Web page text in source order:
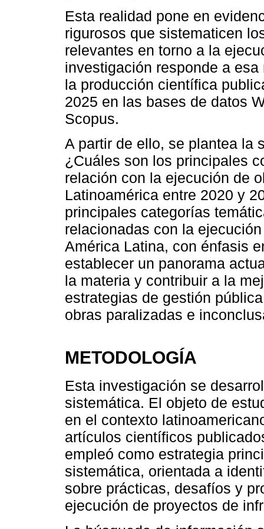
Esta realidad pone en
rigurosos que sistematicen
relevantes en torno a la
investigación responde a
la producción científica
2025 en las bases de datos
Scopus.
A partir de ello, se plantea la
¿Cuáles son los principales
relación con la ejecución de
Latinoamérica entre 2020 y
principales categorías
relacionadas con la
América Latina, con énfasis
establecer un panorama
la materia y contribuir a la
estrategias de gestión
obras paralizadas e
METODOLOGÍA
Esta investigación se
sistemática. El objeto de
en el contexto
artículos científicos
empleó como estrategia
sistemática, orientada a
sobre prácticas, desafíos y
ejecución de proyectos de